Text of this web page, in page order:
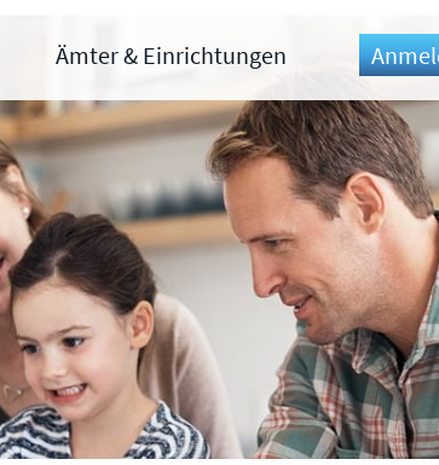
Ämter & Einrichtungen